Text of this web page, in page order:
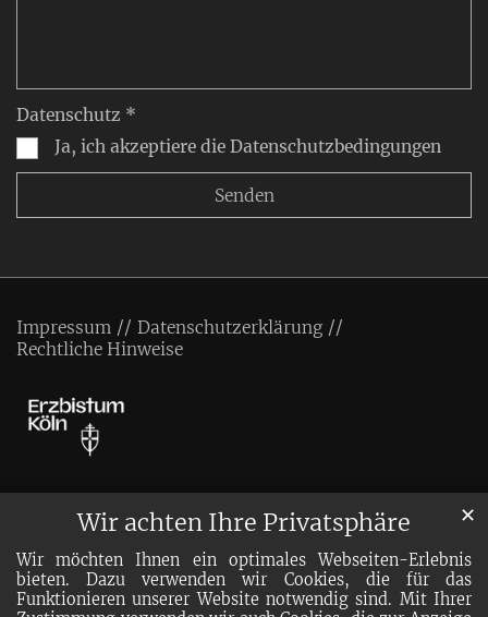
Wir achten Ihre Privatsphäre
Wir möchten Ihnen ein optimales Webseiten-Erlebnis
bieten. Dazu verwenden wir Cookies, die für das
Funktionieren unserer Website notwendig sind. Mit Ihrer
✕
Datenschutz *
Ja, ich akzeptiere die Datenschutzbedingungen
Impressum
Datenschutzerklärung
Rechtliche Hinweise